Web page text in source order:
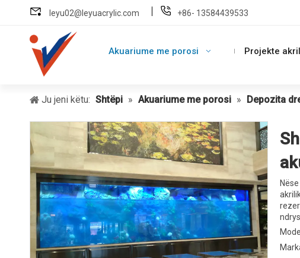
leyu02@leyuacrylic.com +86- 13584439533
Akuariume me porosi Projekte
Ju jeni këtu: Shtëpi » Akuariume me porosi » Depozita